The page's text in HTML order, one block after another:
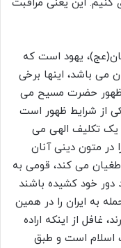
کنیم. این یعنی مراقبت
یهود است که
می باشد، اینها برخی
ظهور حضرت مسیح می
از شرایط ظهور است
یک تکلیف الهی می
در متون دینی آنان
می کند، قومی به
دور خود کشیده باشند
به ایران را در همین
غافل از اینکه اراده
اسلام است و طبق